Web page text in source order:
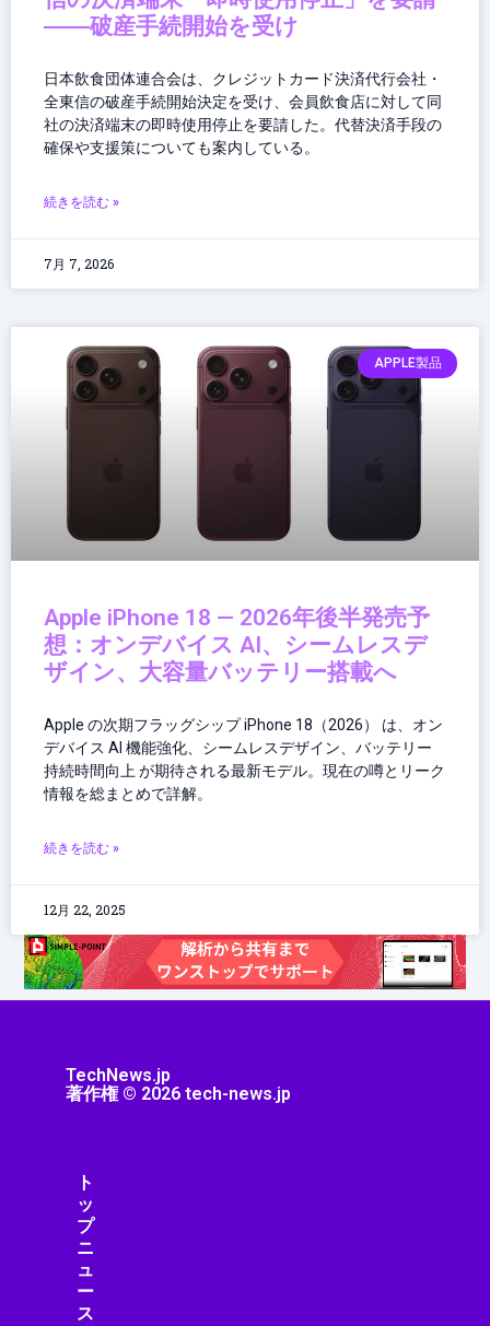
――破産手続開始を受け
日本飲食団体連合会は、クレジットカード決済代行会社・
全東信の破産手続開始決定を受け、会員飲食店に対して同
社の決済端末の即時使用停止を要請した。代替決済手段の
確保や支援策についても案内している。
続きを読む »
7月 7, 2026
APPLE製品
Apple iPhone 18 — 2026年後半発売予
想：オンデバイス AI、シームレスデ
ザイン、大容量バッテリー搭載へ
Apple の次期フラッグシップ iPhone 18（2026） は、オン
デバイス AI 機能強化、シームレスデザイン、バッテリー
持続時間向上 が期待される最新モデル。現在の噂とリーク
情報を総まとめで詳解。
続きを読む »
12月 22, 2025
TechNews.jp
著作権 © 2026 tech-news.jp
ト
ッ
プ
ニ
ュ
ー
ス